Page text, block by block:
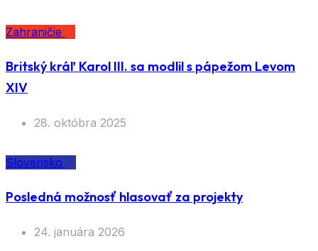
Zahraničie
Britský kráľ Karol III. sa modlil s pápežom Levom
XIV
28. októbra 2025
Slovensko
Posledná možnosť hlasovať za projekty
24. januára 2026